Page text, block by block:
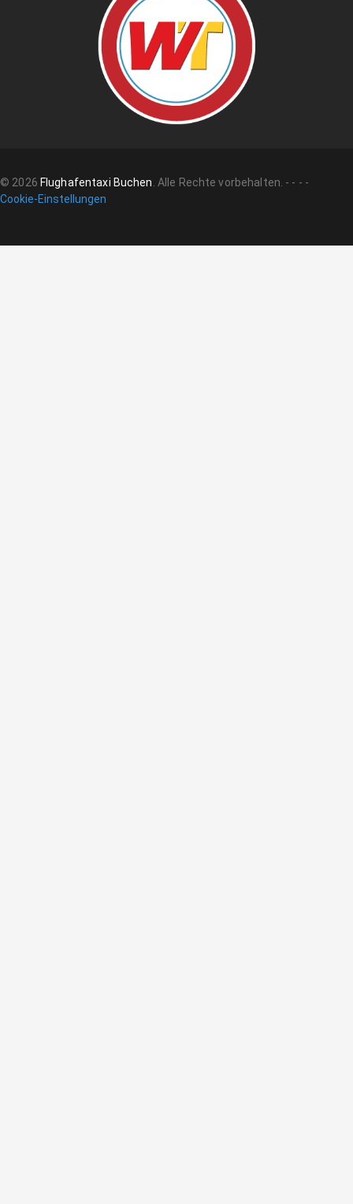
© 2026 Flughafentaxi Buchen. Alle Rechte vorbehalten. - - - -
Cookie-Einstellungen